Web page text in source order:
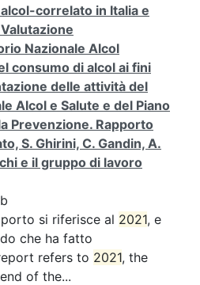
correlato in Italia e
Nazionale Alcol
consumo di alcol ai fini
delle attività del
Alcol e Salute e del Piano
Prevenzione. Rapporto
S. Ghirini, C. Gandin, A.
e il gruppo di lavoro
si riferisce al 2021, e
che ha fatto
refers to 2021, the
of the...